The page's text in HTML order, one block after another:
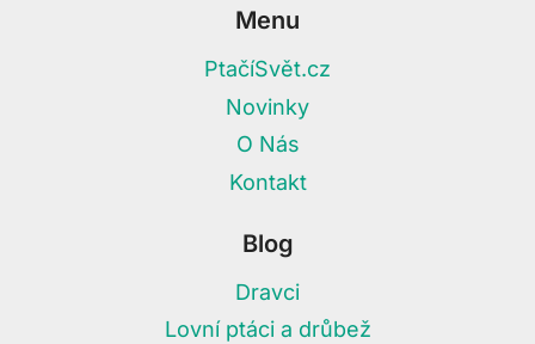
Menu
PtačíSvět.cz
Novinky
O Nás
Kontakt
Blog
Dravci
Lovní ptáci a drůbež